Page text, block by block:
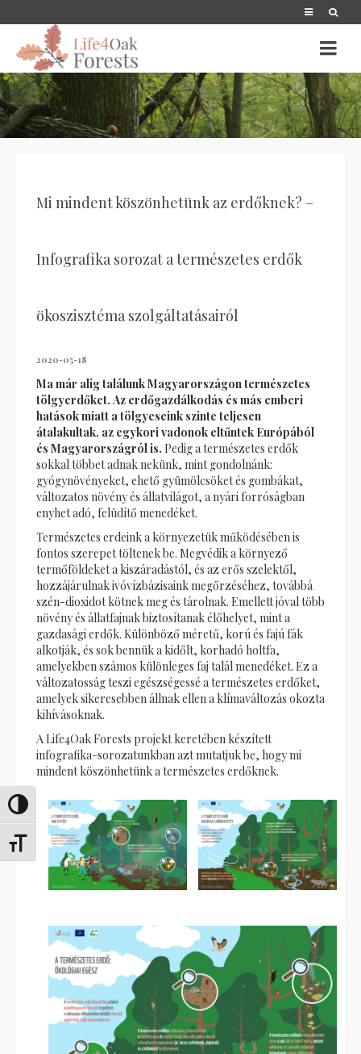
Переключить на высокую контрастность
Переключить на увеличенный шрифт
Mi mindent köszönhetünk az erdőknek? –
Infografika sorozat a természetes erdők
ökoszisztéma szolgáltatásairól
2020-05-18
Ma már alig találunk Magyarországon természetes
tölgyerdőket. Az erdőgazdálkodás és más emberi
hatások miatt a tölgyeseink szinte teljesen
átalakultak, az egykori vadonok eltűntek Európából
és Magyarországról is. Pedig a természetes erdők
sokkal többet adnak nekünk, mint gondolnánk:
gyógynövényeket, ehető gyümölcsöket és gombákat,
változatos növény és állatvilágot, a nyári forróságban
enyhet adó, felüdítő menedéket.
Természetes erdeink a környezetük működésében is
fontos szerepet töltenek be. Megvédik a környező
termőföldeket a kiszáradástól, és az erős szelektől,
hozzájárulnak ivóvízbázisaink megőrzéséhez, továbbá
szén-dioxidot kötnek meg és tárolnak. Emellett jóval több
növény és állatfajnak biztosítanak élőhelyet, mint a
gazdasági erdők. Különböző méretű, korú és fajú fák
alkotják, és sok bennük a kidőlt, korhadó holtfa,
amelyekben számos különleges faj talál menedéket. Ez a
változatosság teszi egészségessé a természetes erdőket,
amelyek sikeresebben állnak ellen a klímaváltozás okozta
kihívásoknak.
A Life4Oak Forests projekt keretében készített
infografika-sorozatunkban azt mutatjuk be, hogy mi
mindent köszönhetünk a természetes erdőknek.